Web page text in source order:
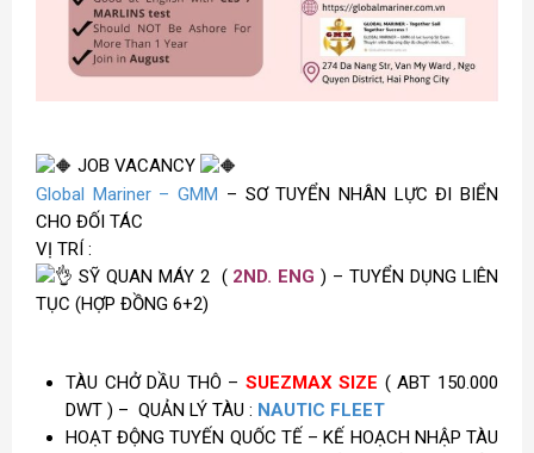
JOB VACANCY
Global Mariner – GMM – SƠ TUYỂN NHÂN LỰC ĐI BIỂN
CHO ĐỐI TÁC
VỊ TRÍ :
SỸ QUAN MÁY 2 ( 2ND. ENG ) – TUYỂN DỤNG LIÊN
TỤC (HỢP ĐỒNG 6+2)
TÀU CHỞ DẦU THÔ – SUEZMAX SIZE ( ABT 150.000
DWT ) – QUẢN LÝ TÀU : NAUTIC FLEET
HOẠT ĐỘNG TUYẾN QUỐC TẾ – KẾ HOẠCH NHẬP TÀU